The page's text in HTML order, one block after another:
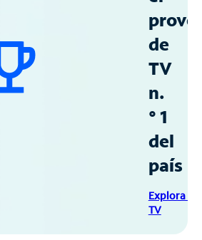
de
TV
n.
° 1
del
país
Explora
TV